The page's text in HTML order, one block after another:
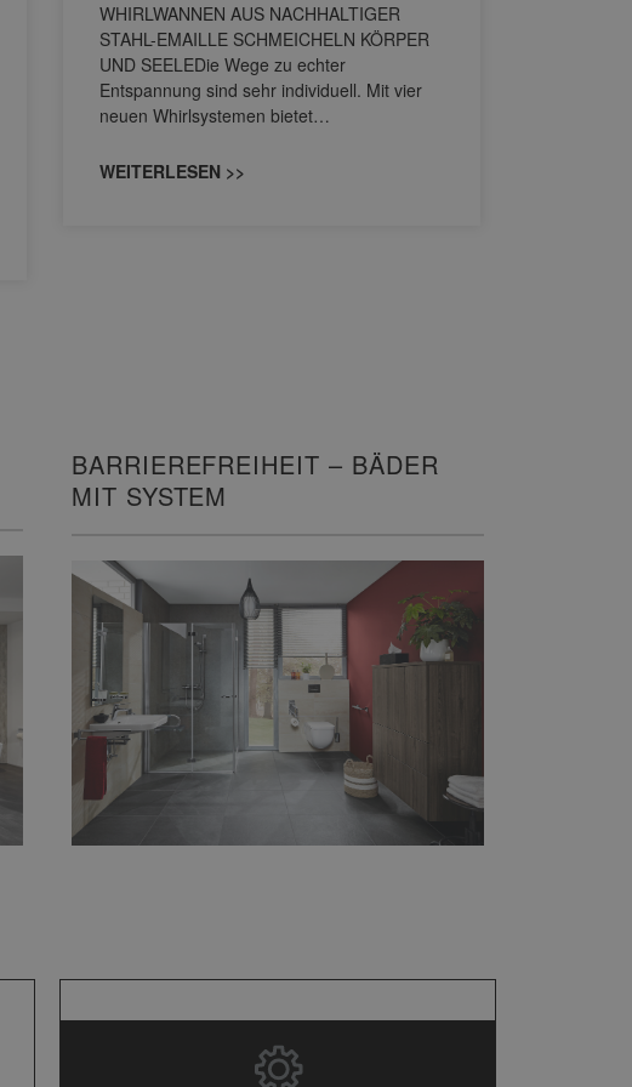
WHIRLWANNEN AUS NACHHALTIGER
STAHL-EMAILLE SCHMEICHELN KÖRPER
UND SEELEDie Wege zu echter
Entspannung sind sehr individuell. Mit vier
neuen Whirlsystemen bietet…
WEITERLESEN >>
BARRIEREFREIHEIT – BÄDER
MIT SYSTEM